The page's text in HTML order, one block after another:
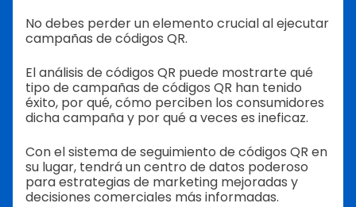
No debes perder un elemento crucial al ejecutar
campañas de códigos QR.
El análisis de códigos QR puede mostrarte qué
tipo de campañas de códigos QR han tenido
éxito, por qué, cómo perciben los consumidores
dicha campaña y por qué a veces es ineficaz.
Con el sistema de seguimiento de códigos QR en
su lugar, tendrá un centro de datos poderoso
para estrategias de marketing mejoradas y
decisiones comerciales más informadas.